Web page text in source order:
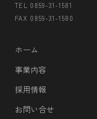
TEL 0859-31-1581
FAX 0859-31-1580
ホーム
事業内容
採用情報
お問い合せ